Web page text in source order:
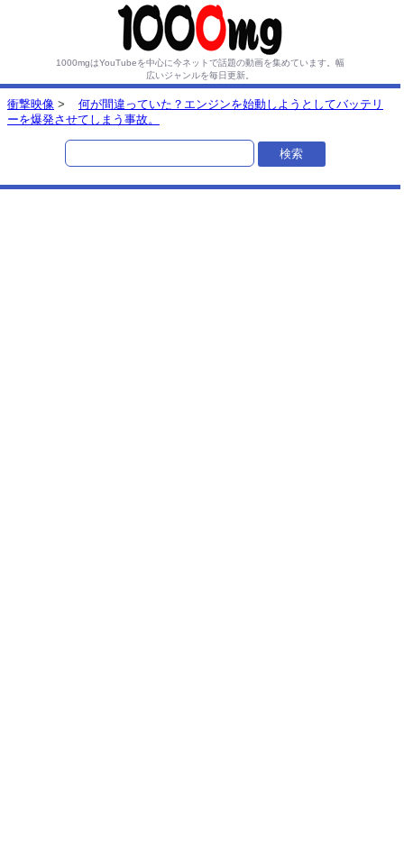
1000mgはYouTubeを中心に今ネットで話題の動画を集めています。 幅
広いジャンルを毎日更新。
衝撃映像 >
何が間違っていた？エンジンを始動しようとしてバッテリ
ーを爆発させてしまう事故。